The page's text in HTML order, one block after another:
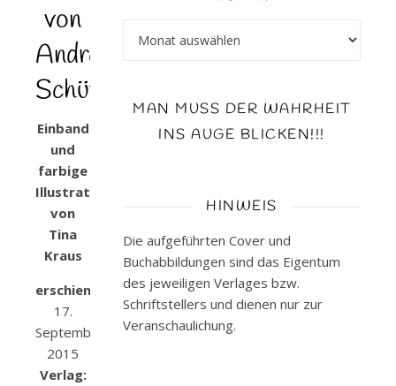
von
Andrea
Schütze
Einband
und
farbige
Illustrationen
von
Tina
Kraus
erschienen:
17.
September
2015
Verlag:
MAN MUSS DER WAHRHEIT
INS AUGE BLICKEN!!!
HINWEIS
Die aufgeführten Cover und
Buchabbildungen sind das Eigentum
des jeweiligen Verlages bzw.
Schriftstellers und dienen nur zur
Veranschaulichung.